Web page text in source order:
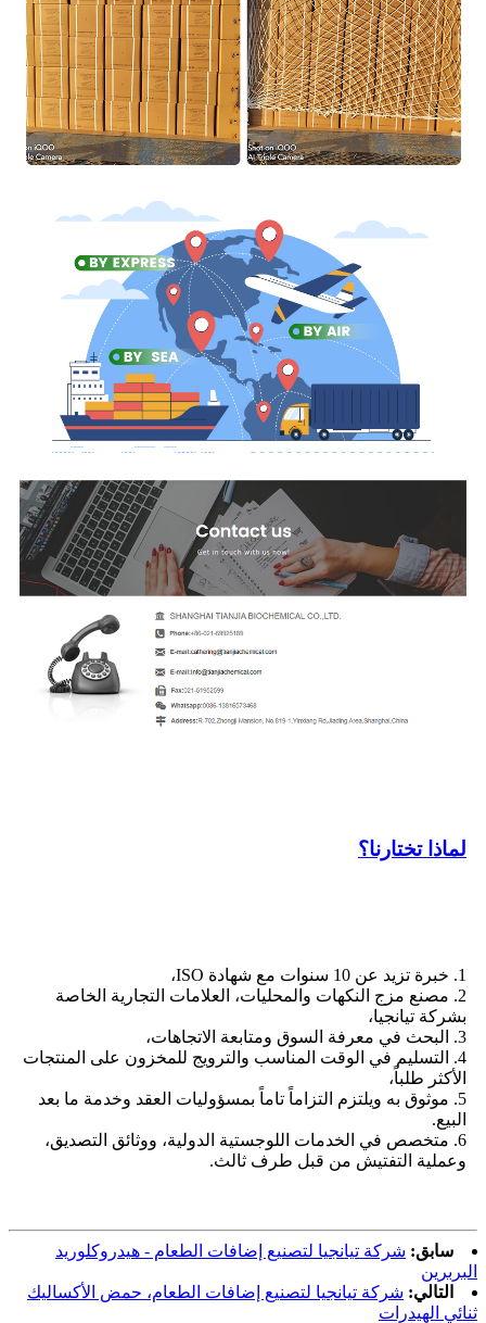
لماذا تختارنا؟
1. خبرة تزيد عن 10 سنوات مع شهادة ISO،
2. مصنع مزج النكهات والمحليات، العلامات التجارية الخاصة
بشركة تيانجيا،
3. البحث في معرفة السوق ومتابعة الاتجاهات،
4. التسليم في الوقت المناسب والترويج للمخزون على المنتجات
الأكثر طلباً،
5. موثوق به ويلتزم التزاماً تاماً بمسؤوليات العقد وخدمة ما بعد
البيع.
6. متخصص في الخدمات اللوجستية الدولية، ووثائق التصديق،
وعملية التفتيش من قبل طرف ثالث.
سابق: شركة تيانجيا لتصنيع إضافات الطعام - هيدروكلوريد
البربرين
التالي: شركة تيانجيا لتصنيع إضافات الطعام، حمض الأكساليك
ثنائي الهيدرات